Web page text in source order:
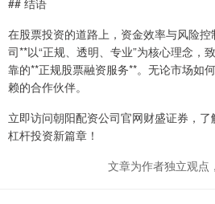
在股票投资的道路上，资金效率与风险
司**以“正规、透明、专业”为核心理念，
靠的**正规股票融资服务**。无论市场如
赖的合作伙伴。
立即访问朝阳配资公司官网财盛证券，
杠杆投资新篇章！
文章为作者独立观点